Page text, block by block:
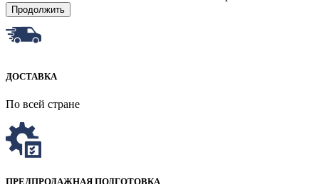
Продолжить
ДОСТАВКА
По всей стране
ПРЕДПРОДАЖНАЯ ПОДГОТОВКА